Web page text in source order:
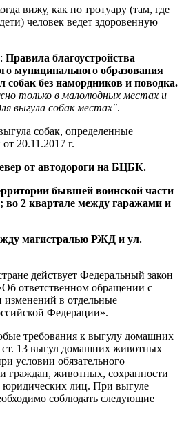
вижу, как по тротуару (там, где
человек ведет здоровенную
Правила благоустройства
муниципального образования
без намордников и поводка.
только в малолюдных местах и
выгула собак местах".
собак, определенные
20.11.2017 г.
от автодороги на БЦБК.
бывшей воинской части
во 2 квартале между гаражами и
магистралью РЖД и ул.
действует Федеральный закон
ответственном обращении с
в отдельные
Федерации».
требования к выгулу домашних
13 выгул домашних животных
условии обязательного
граждан, животных, сохранности
лиц. При выгуле
соблюдать следующие